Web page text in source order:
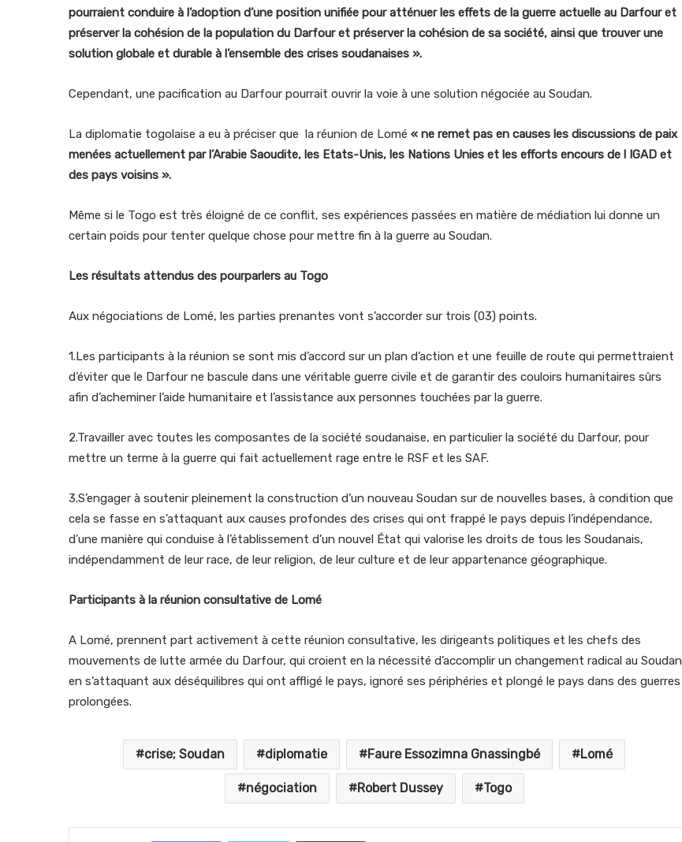
pourraient conduire à l’adoption d’une position unifiée pour atténuer les effets de la guerre actuelle au Darfour et
préserver la cohésion de la population du Darfour et préserver la cohésion de sa société, ainsi que trouver une
solution globale et durable à l’ensemble des crises soudanaises ».
Cependant, une pacification au Darfour pourrait ouvrir la voie à une solution négociée au Soudan.
La diplomatie togolaise a eu à préciser que la réunion de Lomé « ne remet pas en causes les discussions de paix
menées actuellement par l’Arabie Saoudite, les Etats-Unis, les Nations Unies et les efforts encours de l IGAD et
des pays voisins ».
Même si le Togo est très éloigné de ce conflit, ses expériences passées en matière de médiation lui donne un
certain poids pour tenter quelque chose pour mettre fin à la guerre au Soudan.
Les résultats attendus des pourparlers au Togo
Aux négociations de Lomé, les parties prenantes vont s’accorder sur trois (03) points.
1.Les participants à la réunion se sont mis d’accord sur un plan d’action et une feuille de route qui permettraient
d’éviter que le Darfour ne bascule dans une véritable guerre civile et de garantir des couloirs humanitaires sûrs
afin d’acheminer l’aide humanitaire et l’assistance aux personnes touchées par la guerre.
2.Travailler avec toutes les composantes de la société soudanaise, en particulier la société du Darfour, pour
mettre un terme à la guerre qui fait actuellement rage entre le RSF et les SAF.
3.S’engager à soutenir pleinement la construction d’un nouveau Soudan sur de nouvelles bases, à condition que
cela se fasse en s’attaquant aux causes profondes des crises qui ont frappé le pays depuis l’indépendance,
d’une manière qui conduise à l’établissement d’un nouvel État qui valorise les droits de tous les Soudanais,
indépendamment de leur race, de leur religion, de leur culture et de leur appartenance géographique.
Participants à la réunion consultative de Lomé
A Lomé, prennent part activement à cette réunion consultative, les dirigeants politiques et les chefs des
mouvements de lutte armée du Darfour, qui croient en la nécessité d’accomplir un changement radical au Soudan
en s’attaquant aux déséquilibres qui ont affligé le pays, ignoré ses périphéries et plongé le pays dans des guerres
prolongées.
crise; Soudan diplomatie Faure Essozimna Gnassingbé Lomé
négociation Robert Dussey Togo